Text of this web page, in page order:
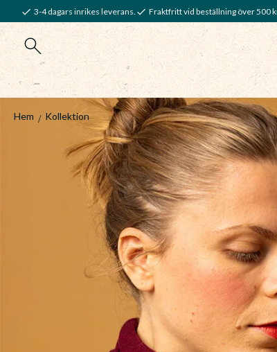
3-4 dagars inrikes leverans. Fraktfritt vid beställning över 500
Hem Kollektion